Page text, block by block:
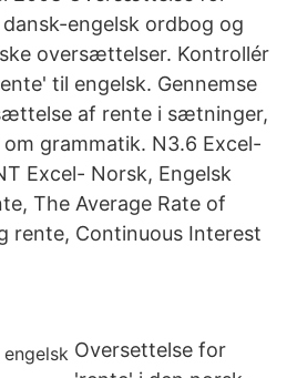
engelsk ordbog og
oversættelser. Kontrollér
til engelsk. Gennemse
af rente i sætninger,
grammatik. N3.6 Excel-
Excel- Norsk, Engelsk
The Average Rate of
rente, Continuous Interest
Oversettelse for